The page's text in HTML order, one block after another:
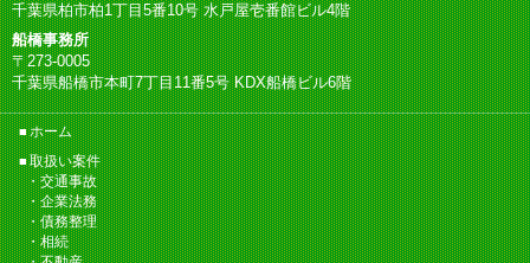
千葉県柏市柏1丁目5番10号 水戸屋壱番館ビル4階
船橋事務所
〒273-0005
千葉県船橋市本町7丁目11番5号 KDX船橋ビル6階
ホーム
取扱い案件
交通事故
企業法務
債務整理
相続